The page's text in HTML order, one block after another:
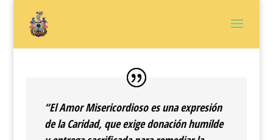
“El Amor Misericordiosoes una expresión
de la Caridad, que exige donación humilde